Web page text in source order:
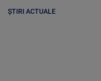
ȘTIRI ACTUALE